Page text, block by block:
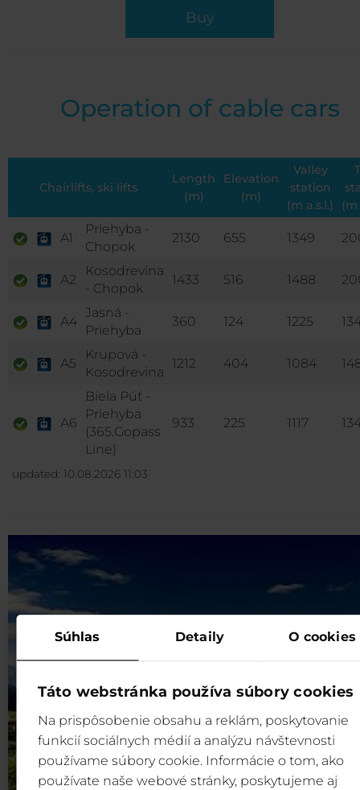
Súhlas Detaily O cookies
Táto webstránka používa súbory cookies
Na prispôsobenie obsahu a reklám, poskytovanie
funkcií sociálnych médií a analýzu návštevnosti
používame súbory cookie. Informácie o tom, ako
používate naše webové stránky, poskytujeme aj
Buy
Operation of cable cars
Chairlifts, ski lifts
Length
(m)
Elevation
(m)
Valley
station
(m a.s.l.)
(m
A1
Priehyba -
Chopok
2130 655 1349
A2
Kosodrevina
- Chopok
1433 516 1488
A4
Jasná -
Priehyba
360 124 1225
A5
Krupová -
Kosodrevina
1212 404 1084
A6
Biela Púť -
Priehyba
(365.Gopass
Line)
933 225 1117
updated: 10.08.2026 11:03